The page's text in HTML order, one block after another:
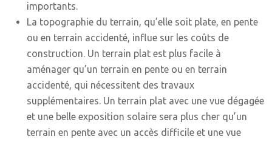
importants.
La topographie du terrain, qu’elle soit plate, en pente
ou en terrain accidenté, influe sur les coûts de
construction. Un terrain plat est plus facile à
aménager qu’un terrain en pente ou en terrain
accidenté, qui nécessitent des travaux
supplémentaires. Un terrain plat avec une vue dégagée
et une belle exposition solaire sera plus cher qu’un
terrain en pente avec un accès difficile et une vue